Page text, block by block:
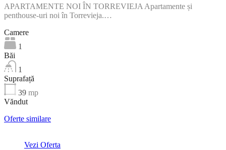
APARTAMENTE NOI ÎN TORREVIEJA Apartamente și
penthouse-uri noi în Torrevieja.…
Camere
1
Băi
1
Suprafață
39 mp
Văndut
Oferte similare
Vezi Oferta